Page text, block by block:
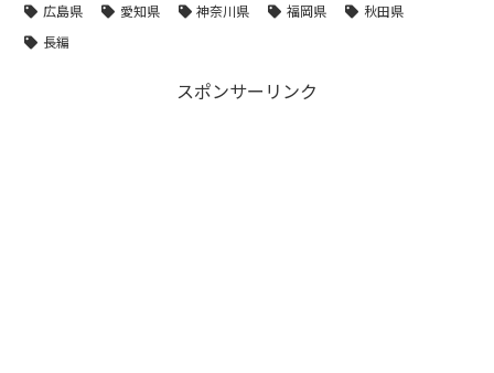
広島県
愛知県 神奈川県 福岡県
秋田県
長編
スポンサーリンク